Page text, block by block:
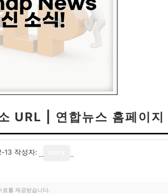
URL | 연합뉴스 홈페이지
13 작성자:
료를 제공받습니다.